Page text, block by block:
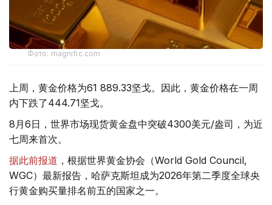
Фото: magnific.com
上周，黄金价格为61 889.33坚戈。因此，黄金价格在一周
内下跌了444.71坚戈。
8月6日，世界市场现货黄金盘中突破4300美元/盎司，为近
七周来首次。
据此前报道 ，根据世界黄金协会（World Gold Council,
WGC）最新报告，哈萨克斯坦成为2026年第二季度全球央
行黄金购买量排名前五的国家之一。